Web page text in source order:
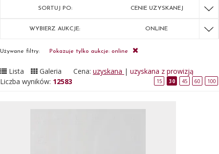
SORTUJ PO: CENIE UZYSKANEJ
WYBIERZ AUKCJE: ONLINE
Używane filtry: Pokazuje tylko aukcje: online
Lista Galeria Cena: uzyskana | uzyskana z prowizją
Liczba wyników: 12583 15 30 45 60 100